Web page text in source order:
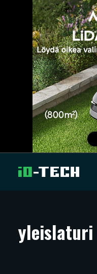
ARTIKKELIT
yleislaturi